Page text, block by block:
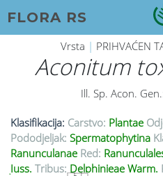
FLORA RS
Vrsta | PRIHVAĆEN
Aconitum
Ill. Sp. Acon.
Klasifikacija: Carstvo: Plantae
Pododjeljak: Spermatophytina
Ranunculanae Red:
Juss. Tribus: Delphinieae Warm.